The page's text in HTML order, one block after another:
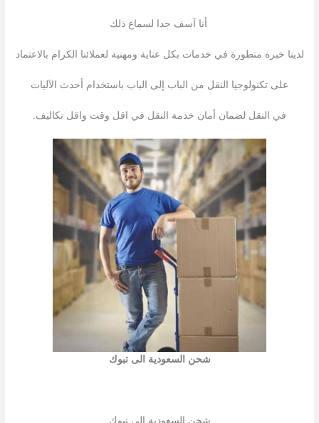
أنا آسف جدا لسماع ذلك
لدينا خبرة متطورة في خدمات بكل عناية ومهنية لعملائنا الكرام بالاعتماد
على تكنولوجيا النقل من الباب إلى الباب باستخدام أحدث الآليات
في النقل لضمان أمان خدمة النقل في اقل وقت واقل تكاليف.
شحن السعودية الى تبوك
شحن السعودية الى تبوك